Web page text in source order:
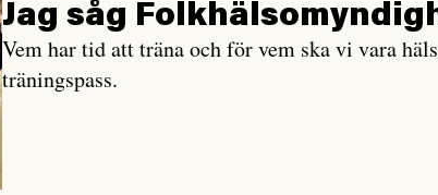
Jag såg
Vem har tid att träna och för vem ska vi vara
träningspass.